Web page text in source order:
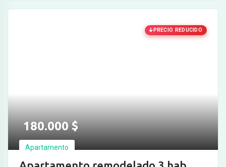
180.000$
Apartamento
PRECIO REDUCIDO